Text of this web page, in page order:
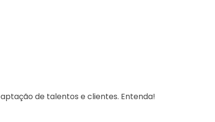
de talentos e clientes. Entenda!